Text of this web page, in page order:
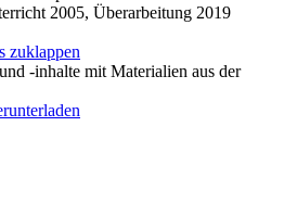
2005, Überarbeitung 2019
zuklappen
-inhalte mit Materialien aus der